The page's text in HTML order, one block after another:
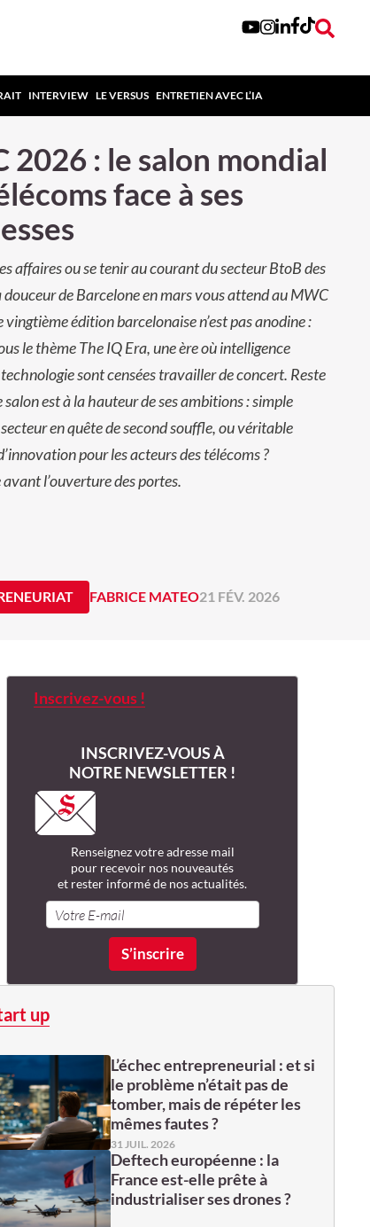
INTERVIEW LE VERSUS ENTRETIEN AVEC L’IA
2026 : le salon mondial
face à ses
affaires ou se tenir au courant du secteur BtoB des
douceur de Barcelone en mars vous attend au MWC
édition barcelonaise n’est pas anodine :
le thème The IQ Era, une ère où intelligence
sont censées travailler de concert. Reste
salon est à la hauteur de ses ambitions : simple
en quête de second souffle, ou véritable
pour les acteurs des télécoms ?
l’ouverture des portes.
FABRICE MATEO21 FÉV. 2026
Inscrivez-vous !
INSCRIVEZ-VOUS À
NOTRE NEWSLETTER !
Renseignez votre adresse mail
pour recevoir nos nouveautés
et rester informé de nos actualités.
up
L’échec entrepreneurial : et si
le problème n’était pas de
tomber, mais de répéter les
mêmes fautes ?
31 JUIL. 2026
Deftech européenne : la
France est-elle prête à
industrialiser ses drones ?